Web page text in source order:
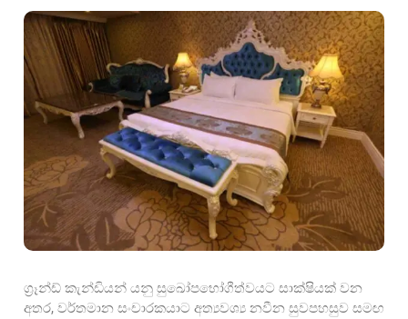
ග්‍රෑන්ඩ් කැන්ඩියන් යනු සුඛෝපභෝගීත්වයට සාක්ෂියක් වන
අතර, වර්තමාන සංචාරකයාට අත්‍යවශ්‍ය නවීන සුවපහසුව සමඟ